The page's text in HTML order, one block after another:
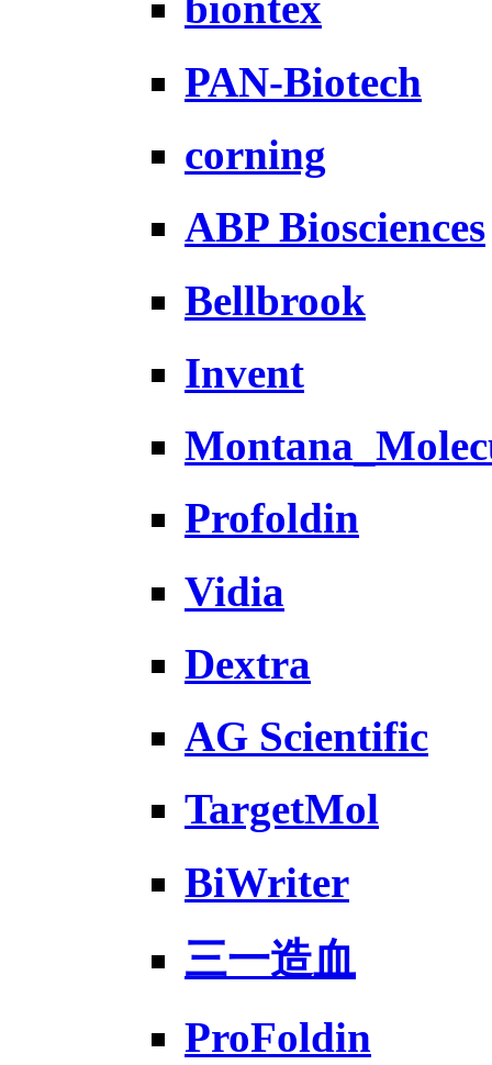
PAN-Biotech
corning
ABP Biosciences
Bellbrook
Invent
Profoldin
Vidia
Dextra
AG Scientific
TargetMol
BiWriter
三一造血
ProFoldin